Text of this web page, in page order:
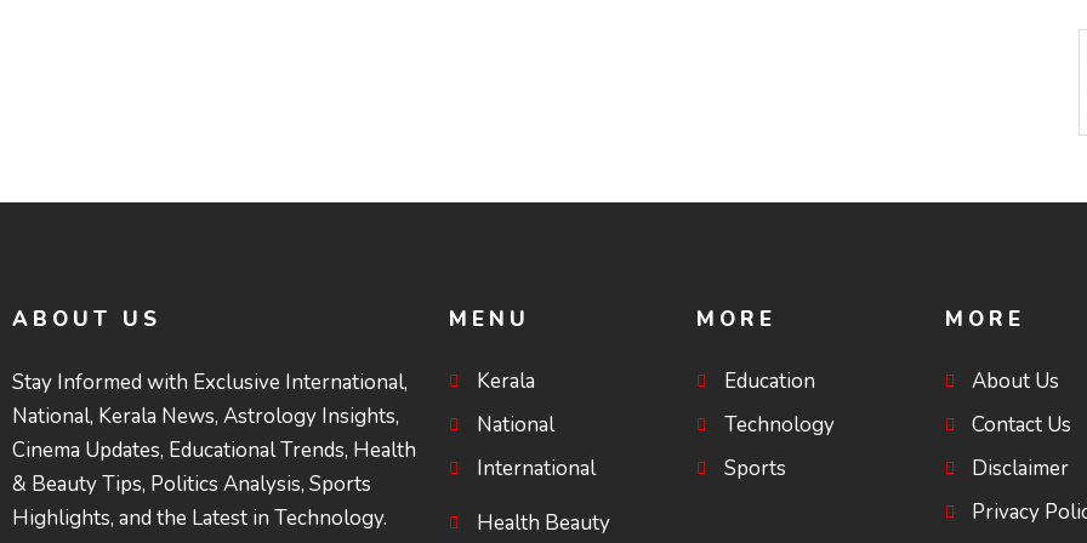
ABOUT US
Stay Informed with Exclusive International,
National, Kerala News, Astrology Insights,
Cinema Updates, Educational Trends, Health
& Beauty Tips, Politics Analysis, Sports
Highlights, and the Latest in Technology.
MENU
Kerala
National
International
Health Beauty
MORE
Education
Technology
Sports
MORE
About Us
Contact Us
Disclaimer
Privacy